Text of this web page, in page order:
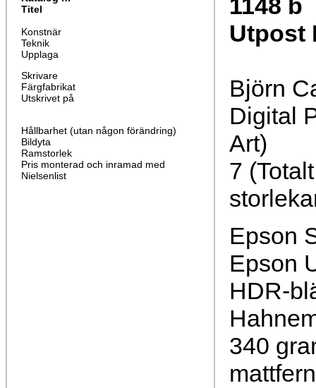
Titel
Konstnär
Teknik
Upplaga
Skrivare
Färgfabrikat
Utskrivet på
Hållbarhet (utan någon förändring)
Bildyta
Ramstorlek
Pris monterad och inramad med
Nielsenlist
1148 b
Utpost
Björn
Digital
Art)
7
Epson
Epson
HDR-
340